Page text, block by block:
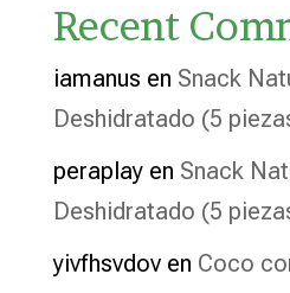
Recent
iamanus en Snack
Deshidratado (5
peraplayen Snack
Deshidratado (5
yivfhsvdoven Coco